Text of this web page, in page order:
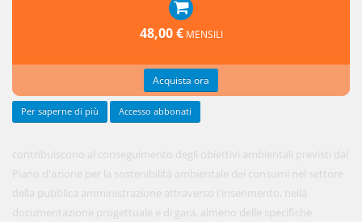
contribuiscono al conseguimento degli obiettivi ambientali previsti dal
Piano d'azione per la sostenibilità ambientale dei consumi nel settore
della pubblica amministrazione attraverso l'inserimento, nella
documentazione progettuale e di gara, almeno delle specifiche
48,00 € MENSILI
Acquista ora
Per saperne di più Accesso abbonati